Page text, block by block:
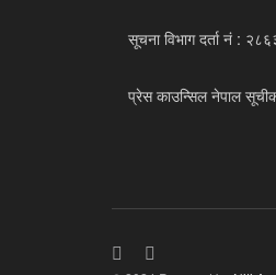
सूचना विभाग दर्ता नं :
प्रेस काउन्सिल नेपाल